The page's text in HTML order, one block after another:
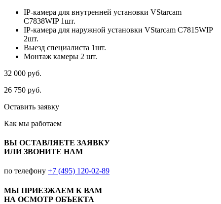
IP-камера для внутренней установки VStarcam
C7838WIP 1шт.
IP-камера для наружной установки VStarcam C7815WIP
2шт.
Выезд специалиста 1шт.
Монтаж камеры 2 шт.
32 000 руб.
26 750 руб.
Оставить заявку
Как мы работаем
ВЫ ОСТАВЛЯЕТЕ ЗАЯВКУ
ИЛИ ЗВОНИТЕ НАМ
по телефону +7 (495) 120-02-89
МЫ ПРИЕЗЖАЕМ К ВАМ
НА ОСМОТР ОБЪЕКТА